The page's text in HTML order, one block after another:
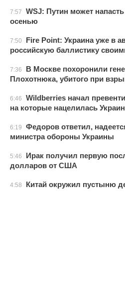
7:57
WSJ: Путин может
осенью
7:50
Fire Point: Украина уже в
российскую баллистику
7:36
В Москве похоронили
Плохотнюка, убитого при
6:46
Wildberries начал
на которые нацелилась
6:19
Федоров ответил,
министра обороны Украины
5:46
Ирак получил первую
долларов от США
4:58 Китай окружил пустыню